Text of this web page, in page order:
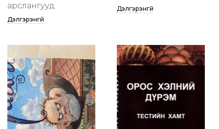
арслангууд
Дэлгэрэнгүй
Дэлгэрэнгүй